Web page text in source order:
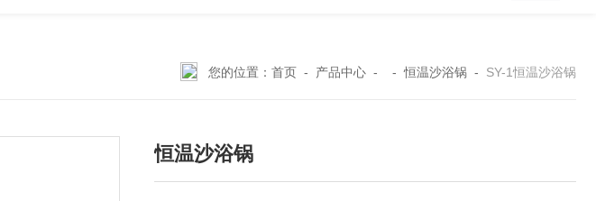
您的位置： 首页 - 产品中心 - -恒温沙浴锅 - SY-1恒温沙浴锅
恒温沙浴锅